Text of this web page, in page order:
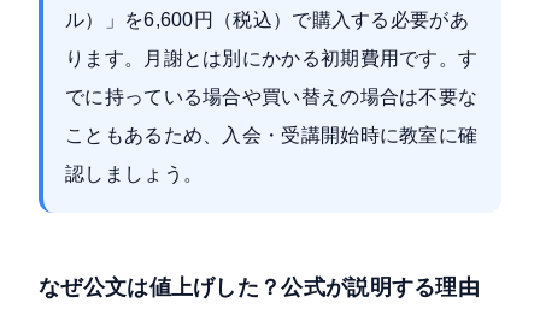
ル）」を6,600円（税込）で購入する必要があ
ります。月謝とは別にかかる初期費用です。す
でに持っている場合や買い替えの場合は不要な
こともあるため、入会・受講開始時に教室に確
認しましょう。
なぜ公文は値上げした？公式が説明する理由